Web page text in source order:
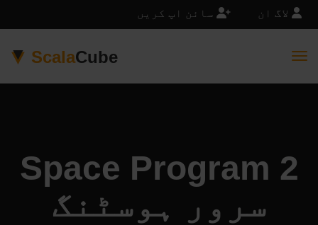
لاگ ان سائن اپ کریں
ScalaCube
Space Program 2
سرور ہوسٹنگ